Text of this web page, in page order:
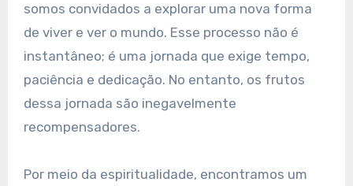
somos convidados a explorar uma nova forma
de viver e ver o mundo. Esse processo não é
instantâneo; é uma jornada que exige tempo,
paciência e dedicação. No entanto, os frutos
dessa jornada são inegavelmente
recompensadores.
Por meio da espiritualidade, encontramos um